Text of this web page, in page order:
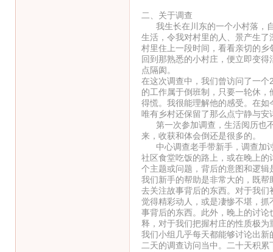
二、关于调查
我生长在川东的一个小村落，自
生活，令我对村里的人、景产生
村里住上一段时间，看看亲切的
回到那熟悉的小村庄，便立即变
点隔阂。
在这次调查中，我们曾访问了一
的工作属于倒班制，只要一轮休
得慌。我很能理解他的感受。在
唯有乡村还保留了那么点宁静与
第一次参加调查，生活阅历也不
来，收获和体会倒还是很多的。
中心调查老手带新手，调查加讨
社区食堂吃饭的路上，或在晚上
个主题或问题，背后的意图和逻
我们新手的帮助是非常大的，既
去关注故事背后的东西。对于我
觉得精彩动人，或是凄惨不堪，
事背后的东西。此外，晚上的讨
释，对于我们把握村庄的性质极
我们小组几乎每天都能够讨论出
二天的调查访问当中。二十天积